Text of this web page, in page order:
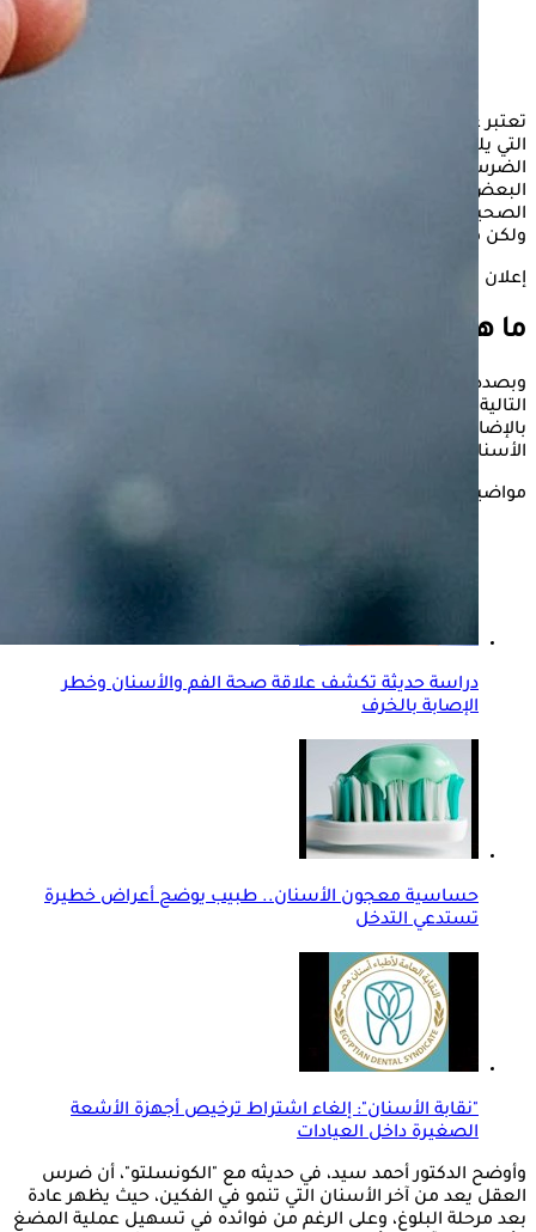
تعتبر عملية خلع
التي يلجأ إليها الأطباء لتحسين صحة الفم واللثة، حيث يُعدّ هذا
الضرس أحد آخر
البعض قد يتردد في اتخاذ قرار الخلع، إلا أن هناك العديد من الفوائد
الصحية التي يمكن أن تعود على الشخص بعد إتمام هذه العملية،
ولكن هل خلع ضرس العقل يقي من تسوس الأسنان.
إعلان
ما هو ضرس العقل
وبصدد هذا الشأن، يستعرض موقع «الكونسلتو»، خلال السطور
التالية أبرز الفوائد التي يمكن أن يحققها خلع ضرس العقل،
بالإضافة إلى طرق علاجه، وفقا للدكتور أحمد سيد، إخصائي جراحة
الأسنان جامعة بني سويف.
مواضيع ذات صلة
دراسة حديثة تكشف علاقة صحة الفم والأسنان وخطر
الإصابة بالخرف
حساسية معجون الأسنان.. طبيب يوضح أعراض خطيرة
تستدعي التدخل
"نقابة الأسنان": إلغاء اشتراط ترخيص أجهزة الأشعة
الصغيرة داخل العيادات
وأوضح الدكتور أحمد سيد، في حديثه مع "الكونسلتو"، أن ضرس
العقل يعد من آخر الأسنان التي تنمو في الفكين، حيث يظهر عادة
بعد مرحلة البلوغ، وعلى الرغم من فوائده في تسهيل عملية المضغ